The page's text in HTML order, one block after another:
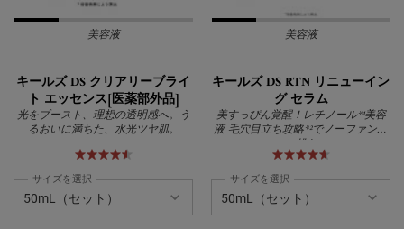
美容液
キールズ DS クリアリーブライ
ト エッセンス[医薬部外品]
光をブースト、理想の透明感へ。う
るおいに満ちた、水光ツヤ肌。
サイズを選択
美容液
キールズ DS RTN リニューイン
グ セラム
美すっぴん覚醒！レチノール*¹美容
液 毛穴目立ち攻略*²でノーファンデ
に挑む
サイズを選択